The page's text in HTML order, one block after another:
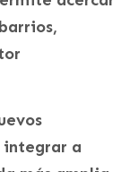
integrar a